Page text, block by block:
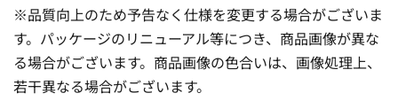
※品質向上のため予告なく仕様を変更する場合がございま
す。パッケージのリニューアル等につき、商品画像が異な
る場合がございます。商品画像の色合いは、画像処理上、
若干異なる場合がございます。